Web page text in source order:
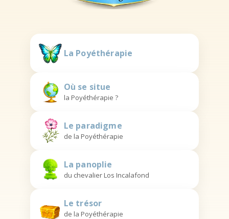
La Poyéthérapie
Où se situe
la Poyéthérapie ?
Le paradigme
de la Poyéthérapie
La panoplie
du chevalier Los Incalafond
Le trésor
de la Poyéthérapie